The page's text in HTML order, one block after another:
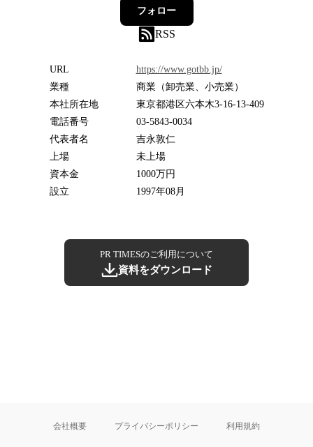
フォロー
RSS
URL
https://www.gotbb.jp/
業種
商業（卸売業、小売業）
本社所在地
東京都港区六本木3-16-13-409
電話番号
03-5843-0034
代表者名
吉永敦仁
上場
未上場
資本金
1000万円
設立
1997年08月
PR TIMESのご利用について
資料をダウンロード
会社概要 プライバシーポリシー 利用規約